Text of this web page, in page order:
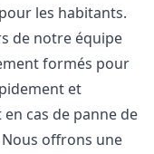
les habitants.
de notre équipe
formés pour
et
cas de panne de
offrons une